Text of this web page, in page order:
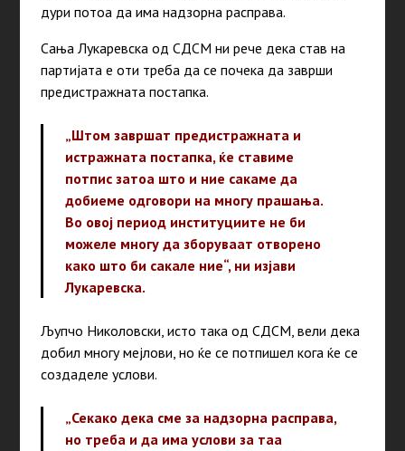
дури потоа да има надзорна расправа.
Сања Лукаревска од СДСМ ни рече дека став на
партијата е оти треба да се почека да заврши
предистражната постапка.
„Штом завршат предистражната и
истражната постапка, ќе ставиме
потпис затоа што и ние сакаме да
добиеме одговори на многу прашања.
Во овој период институциите не би
можеле многу да зборуваат отворено
како што би сакале ние“, ни изјави
Лукаревска.
Љупчо Николовски, исто така од СДСМ, вели дека
добил многу мејлови, но ќе се потпишел кога ќе се
создаделе услови.
„Секако дека сме за надзорна расправа,
но треба и да има услови за таа